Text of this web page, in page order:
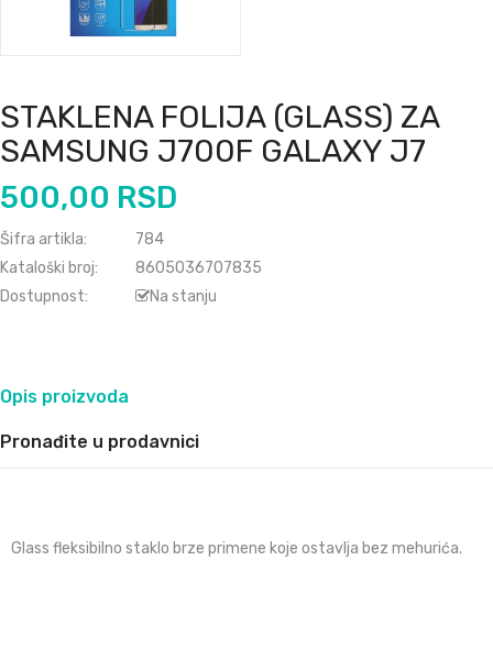
STAKLENA FOLIJA (GLASS) ZA
SAMSUNG J700F GALAXY J7
500,00 RSD
Šifra artikla:
784
Kataloški broj:
8605036707835
Dostupnost:
Na stanju
Opis proizvoda
Pronađite u prodavnici
Glass fleksibilno staklo brze primene koje ostavlja bez mehurića.